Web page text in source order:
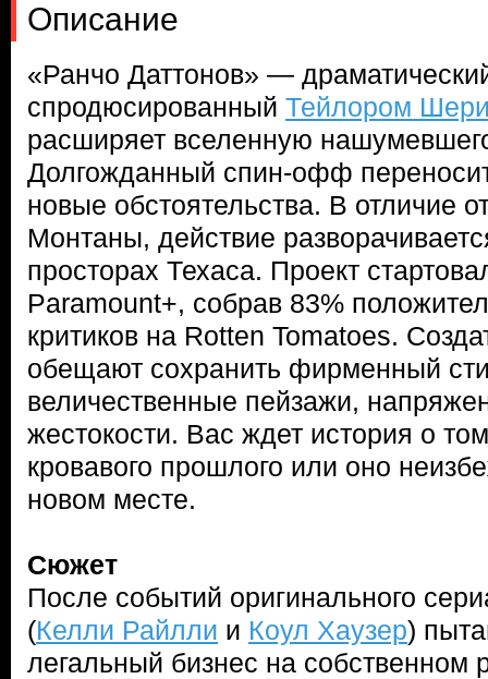
Описание
«Ранчо Даттонов» —
спродюсированный Тейлором
расширяет вселенную
Долгожданный спин-офф
новые обстоятельства. В отличие
Монтаны, действие
просторах Техаса. Проект
Paramount+, собрав 83%
критиков на Rotten Tomatoes.
обещают сохранить фирменный
величественные пейзажи,
жестокости. Вас ждет история о
кровавого прошлого или оно
новом месте.
Сюжет
После событий оригинального
(Келли Райлли и Коул Хаузер)
легальный бизнес на собственном